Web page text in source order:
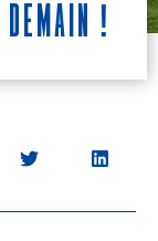
!